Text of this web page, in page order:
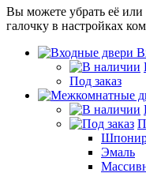
Вы можете убрать её или
галочку в настройках
Под заказ
Эмаль